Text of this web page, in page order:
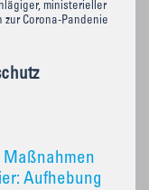
ministerieller
Corona-Pandenie
Maßnahmen
Aufhebung